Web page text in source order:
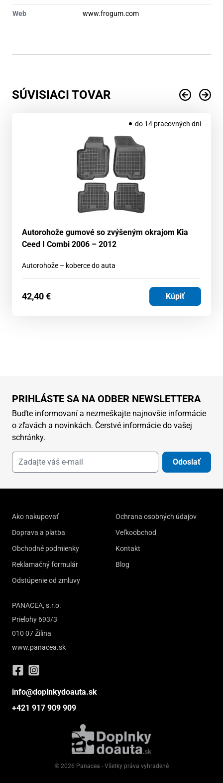
Web www.frogum.com
SÚVISIACI TOVAR
do 14 pracovných dní
Autorohože gumové so zvýšeným okrajom Kia
Ceed I Combi 2006 – 2012
Autorohože – koberce do auta
42,40€ Kúpiť
PRIHLÁSTE SA NA ODBER NEWSLETTERA
Buďte informovaní a nezmeškajte najnovšie informácie
o zľavách a novinkách. Čerstvé informácie do vašej
schránky.
Odoslať
Ako nakupovať
Doprava a platba
Obchodné podmienky
Reklamačný formulár
Odstúpenie od zmluvy
Ochrana osobných údajov
Veľkoobchod
Kontakt
Blog
PANACEA, s.r.o.
Prielohy 693/3
010 07 Žilina
www.panacea.sk
info@doplnkydoauta.sk
+421 917 909 909
© 2026 Panacea - Všetky práva vyhradené